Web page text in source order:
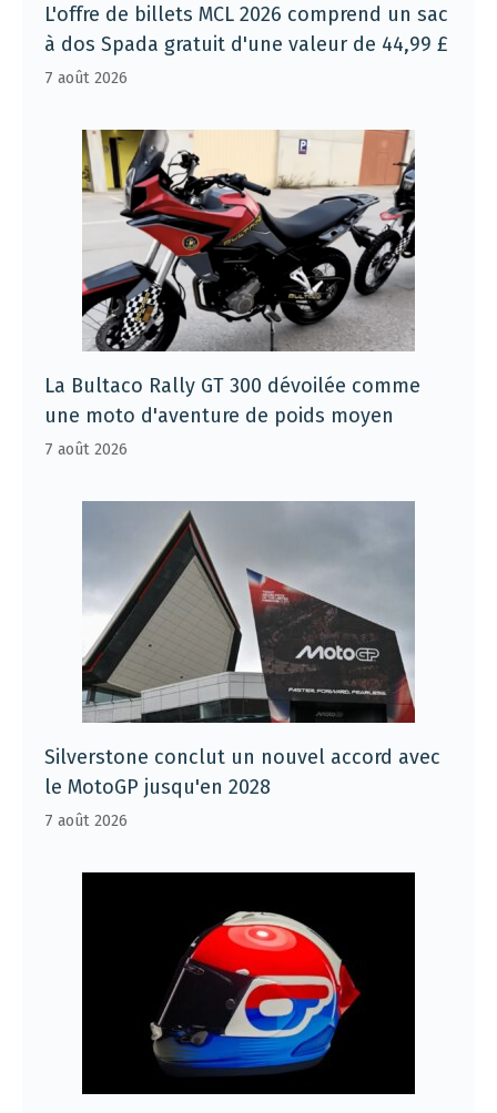
L'offre de billets MCL 2026 comprend un sac
à dos Spada gratuit d'une valeur de 44,99 £
7 août 2026
La Bultaco Rally GT 300 dévoilée comme
une moto d'aventure de poids moyen
7 août 2026
Silverstone conclut un nouvel accord avec
le MotoGP jusqu'en 2028
7 août 2026